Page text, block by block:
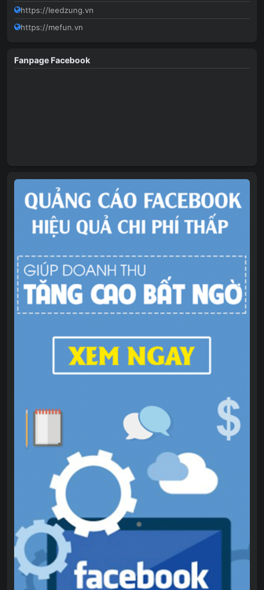
https://leedzung.vn
https://mefun.vn
Fanpage Facebook